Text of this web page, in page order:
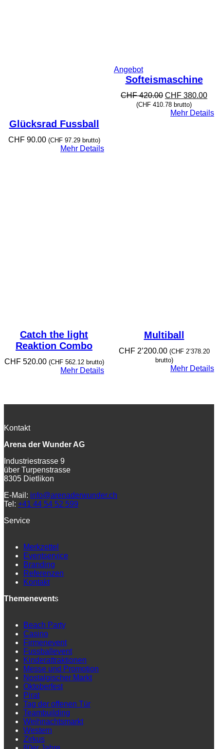
Glücksrad Fussball
CHF90.00 (CHF97.29brutto)
Mehr Details
AngebotProdukt
im
Angebot
Softeismaschine
CHF420.00 Ursprünglicher
Preis
war:
CHF 380.00
ist:
(CHF 410.78 brutto)
Mehr Details
Catch the light
Reaktion Combo
CHF520.00 (CHF562.12brutto)
Mehr Details
Multiball
CHF2’200.00 (CHF2’378.20
brutto)
Mehr Details
Kontakt
Arena der Wunder AG
Industriestrasse 9
über Turpenstrasse
8305 Dietlikon
E-Mail: info@arenaderwunder.ch
Tel: +41 44 54 52 599
Service
Merkzettel
Eventservice
Branding
Referenzen
Kontakt
Themenevents
Beach Party
Casino
Firmenevent
Fussballevent
Kinderattraktionen
Messe und Promotion
Nostalgischer Markt
Oktoberfest
Pirat
Tag der offenen Tür
Teambuilding
Weihnachtsmarkt
Western
Zirkus